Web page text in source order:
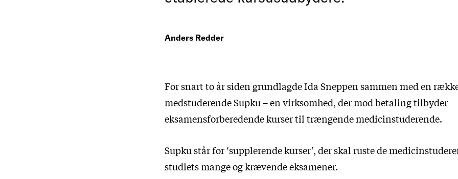
Anders Redder
For snart to år siden grundlagde Ida Sneppen sammen med en
medstuderende Supku – en virksomhed, der mod betaling tilbyder
eksamensforberedende kurser til trængende medicinstuderende.
Supku står for ‘supplerende kurser’, der skal ruste de
studiets mange og krævende eksamener.